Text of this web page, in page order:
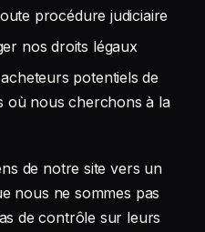
procédure judiciaire
nos droits légaux
potentiels de
où nous cherchons à la
de notre site vers un
nous ne sommes pas
de contrôle sur leurs